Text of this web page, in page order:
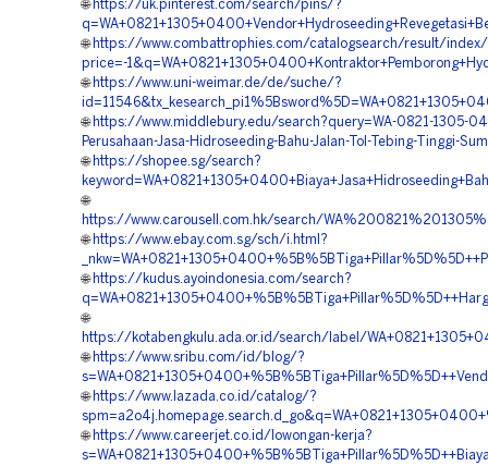
🌐 https://uk.pinterest.com/search/pins/?
🌐 https://www.combattrophies.com/catalogsearch/result/
price=-
🌐 https://www.uni-weimar.de/de/suche/?
🌐 https://www.middlebury.edu/search?query=WA-0821-1305-
Perusahaan-Jasa-Hidroseeding-Bahu-Jalan-Tol-Tebing-Tinggi-
🌐 https://shopee.sg/search?
🌐
https://www.carousell.com.hk/search/
🌐 https://www.ebay.com.sg/sch/i.html?
🌐 https://kudus.ayoindonesia.com/search?
🌐
https://kotabengkulu.ada.or.id/search/label/
🌐 https://www.sribu.com/id/blog/?
🌐 https://www.lazada.co.id/catalog/?
🌐 https://www.careerjet.co.id/lowongan-kerja?